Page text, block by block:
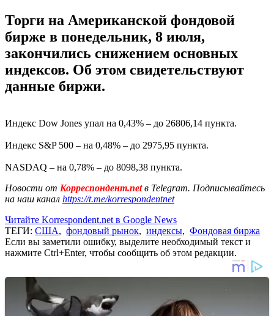
Торги на Американской фондовой
бирже в понедельник, 8 июля,
закончились снижением основных
индексов. Об этом свидетельствуют
данные биржи.
Индекс Dow Jones упал на 0,43% – до 26806,14 пункта.
Индекс S&P 500 – на 0,48% – до 2975,95 пункта.
NASDAQ – на 0,78% – до 8098,38 пункта.
Новости от Корреспондент.netв Telegram. Подписывайтесь
на наш канал https://t.me/korrespondentnet
Читайте Korrespondent.net в Google News
ТЕГИ: США, фондовый рынок, индексы, Фондовая биржа
Если вы заметили ошибку, выделите необходимый текст и
нажмите Ctrl+Enter, чтобы сообщить об этом редакции.